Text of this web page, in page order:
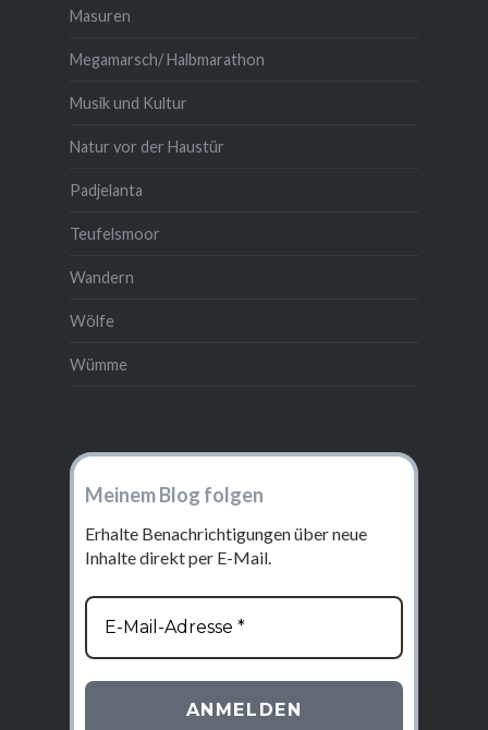
Masuren
Megamarsch/ Halbmarathon
Musik und Kultur
Natur vor der Haustür
Padjelanta
Teufelsmoor
Wandern
Wölfe
Wümme
Meinem Blog folgen
Erhalte Benachrichtigungen über neue
Inhalte direkt per E-Mail.